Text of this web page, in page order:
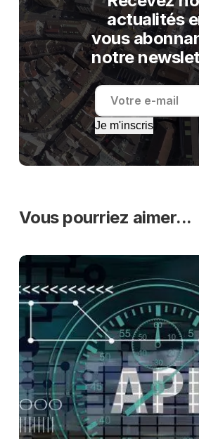
actualités
vous
notre
Je m'inscris
Vous pourriez aimer...